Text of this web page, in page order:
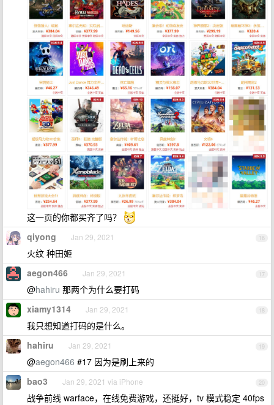
这一页的你都买齐了吗？
16
qiyong Jan 29, 2021
火纹 种田姬
17
aegon466 Jan 29, 2021
@hahiru 那两个为什么要打码
18
xiamy1314 Jan 29, 2021
我只想知道打码的是什么。
19
hahiru Jan 29, 2021
@aegon466 #17 因为是刷上来的
20
bao3 Jan 29, 2021 via iPhone
战争前线 warface，在线免费游戏，还挺好，tv 模式稳定 40fps